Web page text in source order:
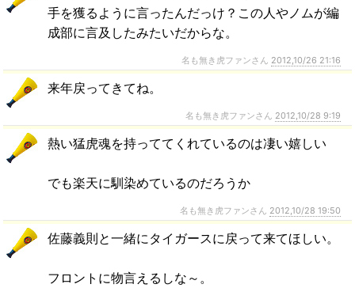
手を獲るように言ったんだっけ？この人やノムが編
成部に言及したみたいだからな。
名も無き虎ファンさん 2012,10/26 21:16
来年戻ってきてね。
名も無き虎ファンさん 2012,10/28 9:19
熱い猛虎魂を持っててくれているのは凄い嬉しい
でも楽天に馴染めているのだろうか
名も無き虎ファンさん 2012,10/28 19:50
佐藤義則と一緒にタイガースに戻って来てほしい。
フロントに物言えるしな～。